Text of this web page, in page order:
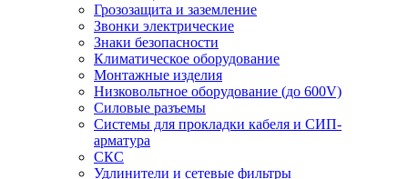
Грозозащита и заземление
Звонки электрические
Знаки безопасности
Климатическое оборудование
Монтажные изделия
Низковольтное оборудование (до 600V)
Силовые разъемы
Системы для прокладки кабеля и СИП-
арматура
СКС
Удлинители и сетевые фильтры